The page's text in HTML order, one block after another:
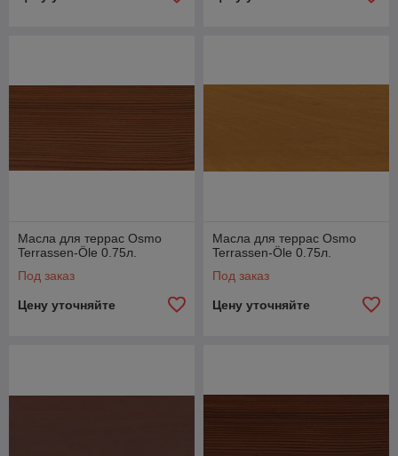
Масла для террас Osmo
Terrassen-Öle 0.75л.
Под заказ
Цену уточняйте
Масла для террас Osmo
Terrassen-Öle 0.75л.
Под заказ
Цену уточняйте